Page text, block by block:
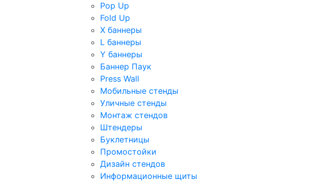
Pop Up
Fold Up
Х баннеры
L баннеры
Y баннеры
Баннер Паук
Press Wall
Мобильные стенды
Уличные стенды
Монтаж стендов
Штендеры
Буклетницы
Промостойки
Дизайн стендов
Информационные щиты